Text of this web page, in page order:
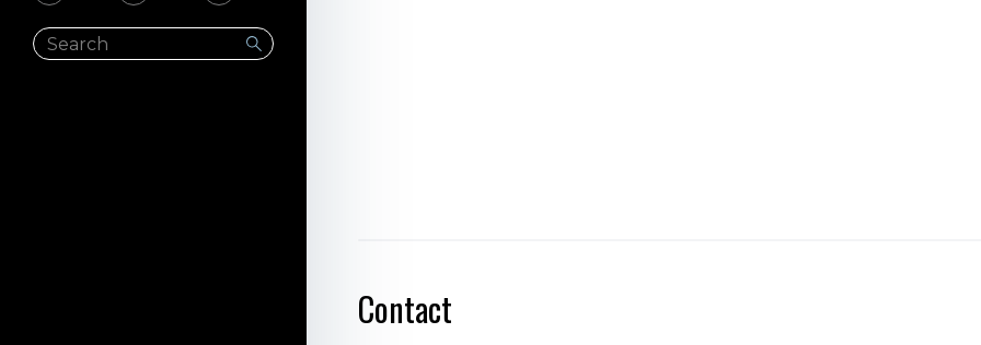
Contact